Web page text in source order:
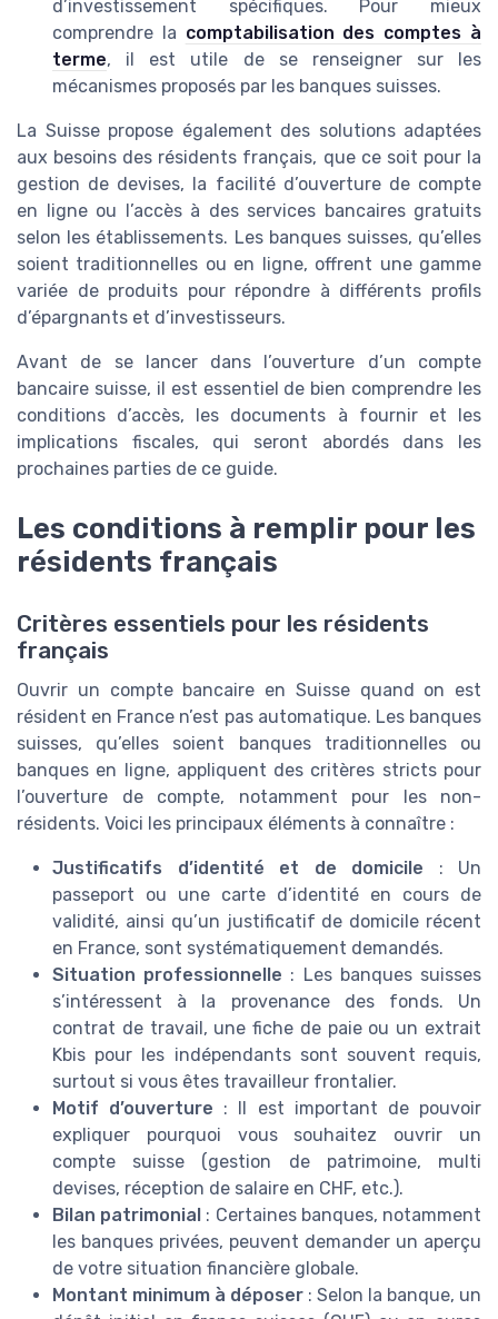
d’investissement spécifiques. Pour mieux
comprendre la comptabilisation des comptes à
terme, il est utile de se renseigner sur les
mécanismes proposés par les banques suisses.
La Suisse propose également des solutions adaptées
aux besoins des résidents français, que ce soit pour la
gestion de devises, la facilité d’ouverture de compte
en ligne ou l’accès à des services bancaires gratuits
selon les établissements. Les banques suisses, qu’elles
soient traditionnelles ou en ligne, offrent une gamme
variée de produits pour répondre à différents profils
d’épargnants et d’investisseurs.
Avant de se lancer dans l’ouverture d’un compte
bancaire suisse, il est essentiel de bien comprendre les
conditions d’accès, les documents à fournir et les
implications fiscales, qui seront abordés dans les
prochaines parties de ce guide.
Les conditions à remplir pour les
résidents français
Critères essentiels pour les résidents
français
Ouvrir un compte bancaire en Suisse quand on est
résident en France n’est pas automatique. Les banques
suisses, qu’elles soient banques traditionnelles ou
banques en ligne, appliquent des critères stricts pour
l’ouverture de compte, notamment pour les non-
résidents. Voici les principaux éléments à connaître :
Justificatifs d’identité et de domicile : Un
passeport ou une carte d’identité en cours de
validité, ainsi qu’un justificatif de domicile récent
en France, sont systématiquement demandés.
Situation professionnelle : Les banques suisses
s’intéressent à la provenance des fonds. Un
contrat de travail, une fiche de paie ou un extrait
Kbis pour les indépendants sont souvent requis,
surtout si vous êtes travailleur frontalier.
Motif d’ouverture : Il est important de pouvoir
expliquer pourquoi vous souhaitez ouvrir un
compte suisse (gestion de patrimoine, multi
devises, réception de salaire en CHF, etc.).
Bilan patrimonial : Certaines banques, notamment
les banques privées, peuvent demander un aperçu
de votre situation financière globale.
Montant minimum à déposer : Selon la banque, un